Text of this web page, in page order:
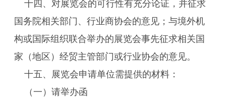
十四、对展览会的可行性有充分论证，并征求
国务院相关部门、行业商协会的意见；与境外机
构或国际组织联合举办的展览会事先征求相关国
家（地区）经贸主管部门或行业协会的意见。
十五、展览会申请单位需提供的材料：
（一）请举办函